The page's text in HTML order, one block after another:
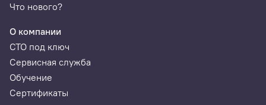
Техника измерений VPM
Что нового?
О компании
СТО под ключ
Сервисная служба
Обучение
Сертификаты